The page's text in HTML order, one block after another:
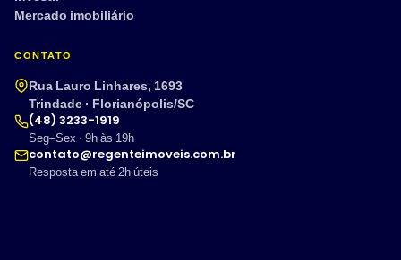
Mercado imobiliário
CONTATO
Rua Lauro Linhares, 1693
Trindade · Florianópolis/SC
(48) 3233-1919
Seg–Sex · 9h às 19h
contato@regenteimoveis.com.br
Resposta em até 2h úteis